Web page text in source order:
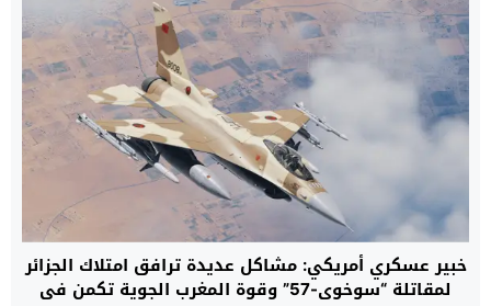
خبير عسكري أمريكي: مشاكل عديدة ترافق امتلاك الجزائر
لمقاتلة “سوخوي-57” وقوة المغرب الجوية تكمن في